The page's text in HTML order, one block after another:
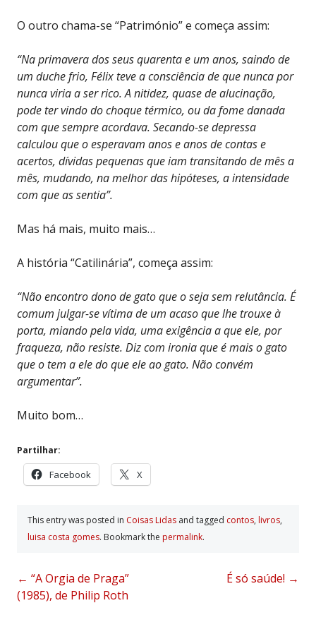
O outro chama-se “Património” e começa assim:
“Na primavera dos seus quarenta e um anos, saindo de
um duche frio, Félix teve a consciência de que nunca por
nunca viria a ser rico. A nitidez, quase de alucinação,
pode ter vindo do choque térmico, ou da fome danada
com que sempre acordava. Secando-se depressa
calculou que o esperavam anos e anos de contas e
acertos, dívidas pequenas que iam transitando de mês a
mês, mudando, na melhor das hipóteses, a intensidade
com que as sentia”.
Mas há mais, muito mais…
A história “Catilinária”, começa assim:
“Não encontro dono de gato que o seja sem relutância. É
comum julgar-se vítima de um acaso que lhe trouxe à
porta, miando pela vida, uma exigência a que ele, por
fraqueza, não resiste. Diz com ironia que é mais o gato
que o tem a ele do que ele ao gato. Não convém
argumentar”.
Muito bom…
Partilhar:
Facebook X
This entry was posted in Coisas Lidas and tagged contos, livros,
luisa costa gomes. Bookmark the permalink.
Post
navigation
← “A Orgia de Praga”
(1985), de Philip Roth
É só saúde! →